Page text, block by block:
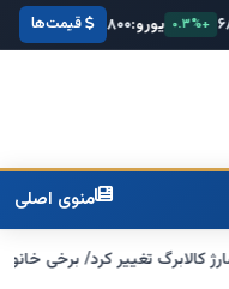
+۰.۳% یورو:۷۴,۸۰۰ +۰.۱% طلای ۱۸ عیار:قیمت‌ها
منوی اصلی
کالابرگ تغییر کرد/ برخی